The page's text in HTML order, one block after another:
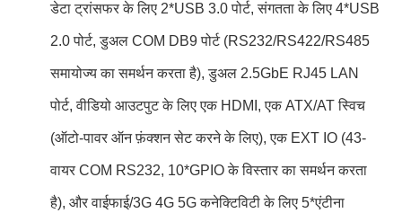
डेटा ट्रांसफर के लिए 2*USB 3.0 पोर्ट, संगतता के लिए 4*USB
2.0 पोर्ट, डुअल COM DB9 पोर्ट (RS232/RS422/RS485
समायोज्य का समर्थन करता है), डुअल 2.5GbE RJ45 LAN
पोर्ट, वीडियो आउटपुट के लिए एक HDMI, एक ATX/AT स्विच
(ऑटो-पावर ऑन फ़ंक्शन सेट करने के लिए), एक EXT IO (43-
वायर COM RS232, 10*GPIO के विस्तार का समर्थन करता
है), और वाईफाई/3G 4G 5G कनेक्टिविटी के लिए 5*एंटीना